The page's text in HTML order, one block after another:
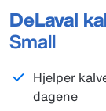
DeLaval
Small
Hjelper
dagene